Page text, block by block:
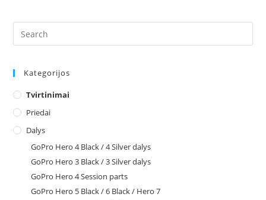
Kategorijos
Tvirtinimai
Priedai
Dalys
GoPro Hero 4 Black / 4 Silver dalys
GoPro Hero 3 Black / 3 Silver dalys
GoPro Hero 4 Session parts
GoPro Hero 5 Black / 6 Black / Hero 7